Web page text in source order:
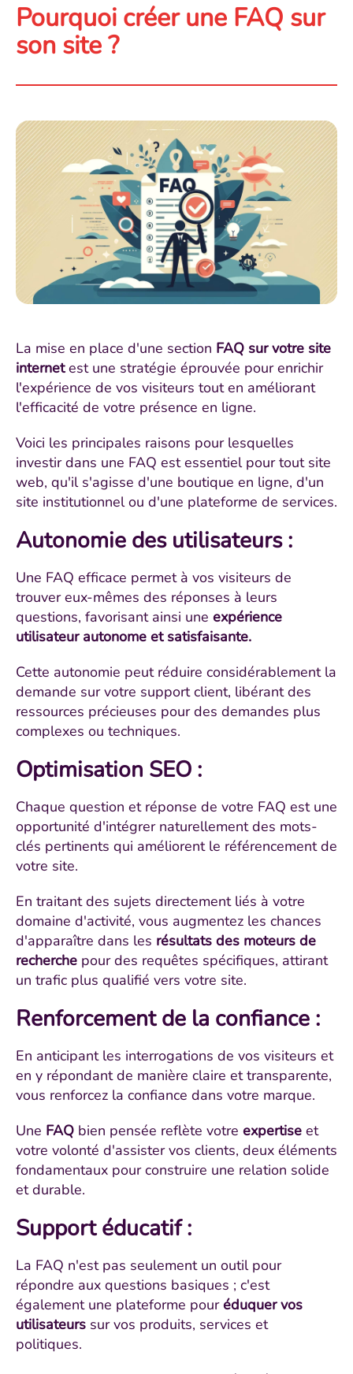
Pourquoi créer une FAQ sur
son site ?
La mise en place d'une section FAQ sur votre site
internetest une stratégie éprouvée pour enrichir
l'expérience de vos visiteurs tout en améliorant
l'efficacité de votre présence en ligne.
Voici les principales raisons pour lesquelles
investir dans une FAQ est essentiel pour tout site
web, qu'il s'agisse d'une boutique en ligne, d'un
site institutionnel ou d'une plateforme de services.
Autonomie des utilisateurs:
Une FAQ efficace permet à vos visiteurs de
trouver eux-mêmes des réponses à leurs
questions, favorisant ainsi une expérience
utilisateur autonome et satisfaisante.
Cette autonomie peut réduire considérablement la
demande sur votre support client, libérant des
ressources précieuses pour des demandes plus
complexes ou techniques.
Optimisation SEO :
Chaque question et réponse de votre FAQ est une
opportunité d'intégrer naturellement des mots-
clés pertinents qui améliorent le référencement de
votre site.
En traitant des sujets directement liés à votre
domaine d'activité, vous augmentez les chances
d'apparaître dans les résultats des moteurs de
recherche pour des requêtes spécifiques, attirant
un trafic plus qualifié vers votre site.
Renforcement de la confiance :
En anticipant les interrogations de vos visiteurs et
en y répondant de manière claire et transparente,
vous renforcez la confiance dans votre marque.
Une FAQ bien pensée reflète votre expertise et
votre volonté d'assister vos clients, deux éléments
fondamentaux pour construire une relation solide
et durable.
Support éducatif:
La FAQ n'est pas seulement un outil pour
répondre aux questions basiques ; c'est
également une plateforme pouréduquer vos
utilisateurs sur vos produits, services et
politiques.